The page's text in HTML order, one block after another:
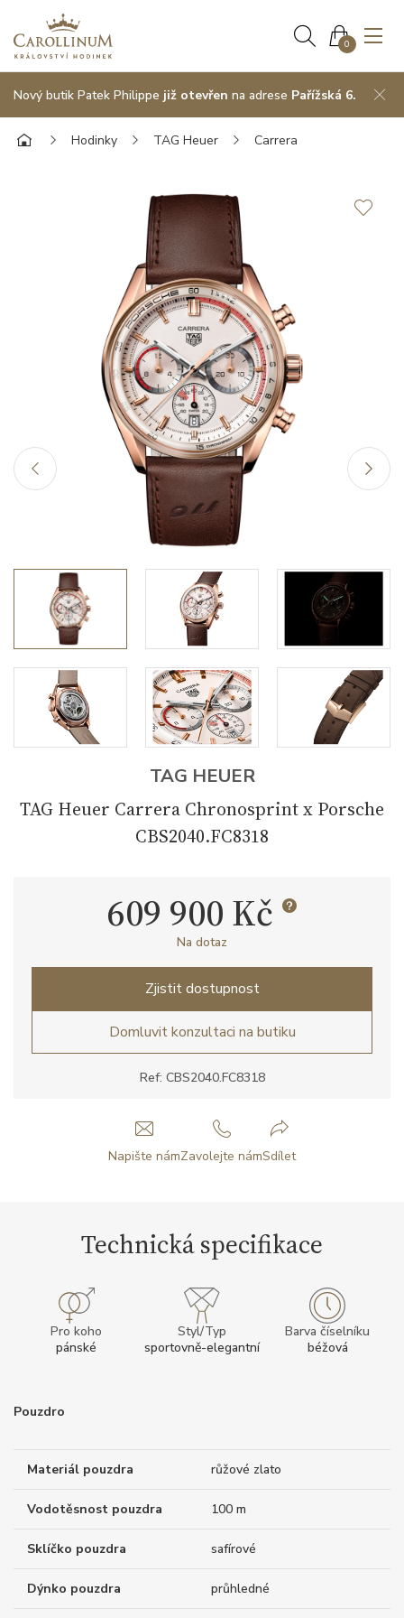
0
Nový butik Patek Philippe již otevřen na adrese Pařížská 6.
Hodinky TAG Heuer Carrera
TAG HEUER
TAG Heuer Carrera Chronosprint x Porsche
CBS2040.FC8318
Ref: CBS2040.FC8318
609 900 Kč
Na dotaz
Zjistit dostupnost
Domluvit konzultaci na butiku
Napište námZavolejte námSdílet
Technická specifikace
Pro koho
pánské
Styl/Typ
sportovně-elegantní
Barva číselníku
béžová
Pouzdro
Materiál pouzdra růžové zlato
Vodotěsnost pouzdra 100 m
Sklíčko pouzdra safírové
Dýnko pouzdra průhledné